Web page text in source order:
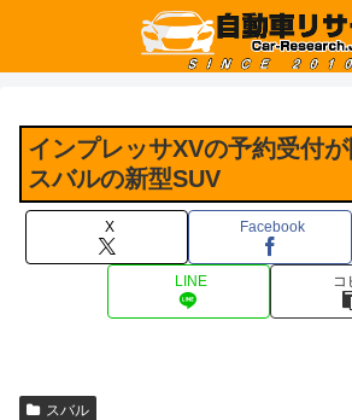
インプレッサXVの予約受付が
スバルの新型SUV
X Facebook
LINE コ
スバル